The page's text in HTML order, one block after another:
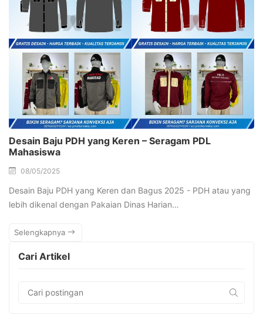
Desain Baju PDH yang Keren – Seragam PDL
Mahasiswa
08/05/2025
Desain Baju PDH yang Keren dan Bagus 2025 - PDH atau yang
lebih dikenal dengan Pakaian Dinas Harian…
Selengkapnya
Cari Artikel